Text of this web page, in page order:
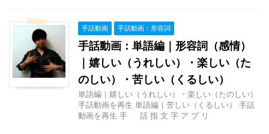
手話動画 手話動画：形容詞
手話動画：単語編｜形容詞（感情）
｜嬉しい（うれしい）・楽しい（た
のしい）・苦しい（くるしい）
単語編｜嬉しい（うれしい）・楽しい（たのしい）
手話動画を再生 単語編｜苦しい（くるしい） 手話
動画を再生 手 話 指 文 字 ア プ リ